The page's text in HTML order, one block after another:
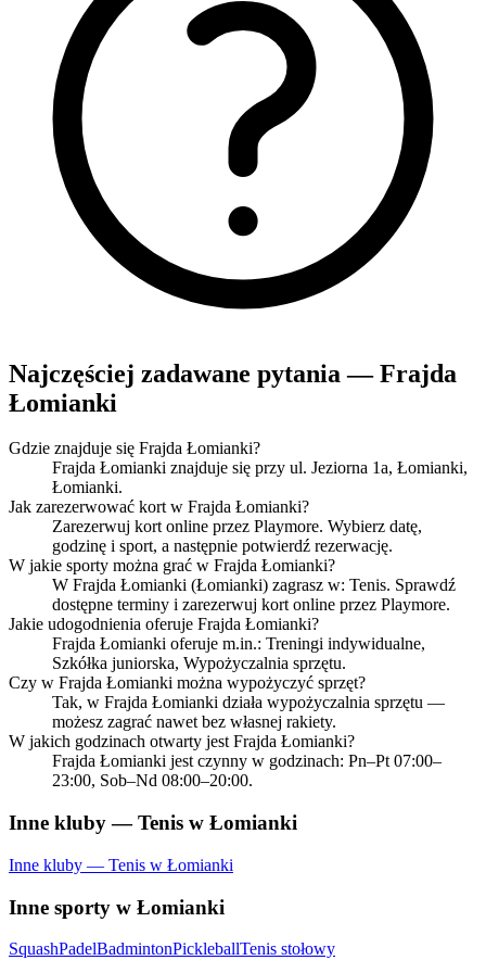
Najczęściej zadawane pytania — Frajda
Łomianki
Gdzie znajduje się Frajda Łomianki?
Frajda Łomianki znajduje się przy ul. Jeziorna 1a, Łomianki,
Łomianki.
Jak zarezerwować kort w Frajda Łomianki?
Zarezerwuj kort online przez Playmore. Wybierz datę,
godzinę i sport, a następnie potwierdź rezerwację.
W jakie sporty można grać w Frajda Łomianki?
W Frajda Łomianki (Łomianki) zagrasz w: Tenis. Sprawdź
dostępne terminy i zarezerwuj kort online przez Playmore.
Jakie udogodnienia oferuje Frajda Łomianki?
Frajda Łomianki oferuje m.in.: Treningi indywidualne,
Szkółka juniorska, Wypożyczalnia sprzętu.
Czy w Frajda Łomianki można wypożyczyć sprzęt?
Tak, w Frajda Łomianki działa wypożyczalnia sprzętu —
możesz zagrać nawet bez własnej rakiety.
W jakich godzinach otwarty jest Frajda Łomianki?
Frajda Łomianki jest czynny w godzinach: Pn–Pt 07:00–
23:00, Sob–Nd 08:00–20:00.
Inne kluby — Tenis w Łomianki
Inne kluby — Tenis w Łomianki
Inne sporty w Łomianki
SquashPadelBadmintonPickleballTenis stołowy